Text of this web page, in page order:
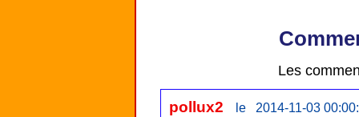
Les
pollux2 le 2014-11-03